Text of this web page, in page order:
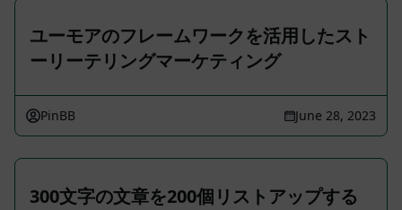
ユーモアのフレームワークを活用したスト
ーリーテリングマーケティング
PinBB June 28, 2023
300文字の文章を200個リストアップする